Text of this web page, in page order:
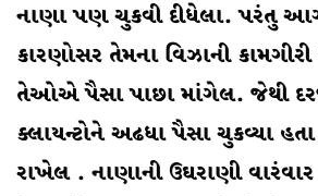
નાણા પણ ચુકવી દીધેલા. પરંતુ
કારણોસર તેમના વિઝાની
તેઓએ પૈસા પાછા માંગેલ. જેથી
ક્લાયન્ટોને અઢધા પૈસા ચુકવ્યા
રાખેલ . નાણાની ઉઘરાણી વારંવાર